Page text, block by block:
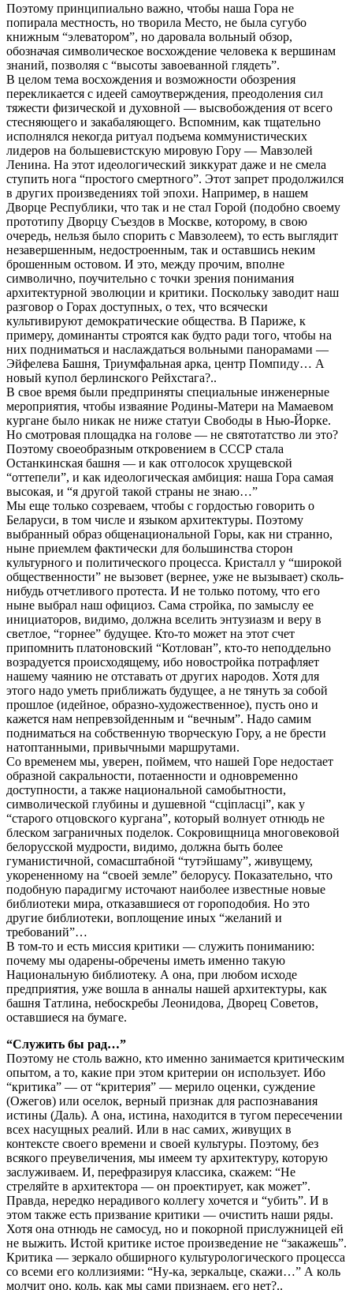
Поэтому принципиально важно, чтобы наша Гора не
попирала местность, но творила Место, не была сугубо
книжным “элеватором”, но даровала вольный обзор,
обозначая символическое восхождение человека к вершинам
знаний, позволяя с “высоты завоеванной глядеть”.
В целом тема восхождения и возможности обозрения
перекликается с идеей самоутверждения, преодоления сил
тяжести физической и духовной — высвобождения от всего
стесняющего и закабаляющего. Вспомним, как тщательно
исполнялся некогда ритуал подъема коммунистических
лидеров на большевистскую мировую Гору — Мавзолей
Ленина. На этот идеологический зиккурат даже и не смела
ступить нога “простого смертного”. Этот запрет продолжился
в других произведениях той эпохи. Например, в нашем
Дворце Республики, что так и не стал Горой (подобно своему
прототипу Дворцу Съездов в Москве, которому, в свою
очередь, нельзя было спорить с Мавзолеем), то есть выглядит
незавершенным, недостроенным, так и оставшись неким
брошенным остовом. И это, между прочим, вполне
символично, поучительно с точки зрения понимания
архитектурной эволюции и критики. Поскольку заводит наш
разговор о Горах доступных, о тех, что всячески
культивируют демократические общества. В Париже, к
примеру, доминанты строятся как будто ради того, чтобы на
них подниматься и наслаждаться вольными панорамами —
Эйфелева Башня, Триумфальная арка, центр Помпиду… А
новый купол берлинского Рейхстага?..
В свое время были предприняты специальные инженерные
мероприятия, чтобы изваяние Родины-Матери на Мамаевом
кургане было никак не ниже статуи Свободы в Нью-Йорке.
Но смотровая площадка на голове — не святотатство ли это?
Поэтому своеобразным откровением в СССР стала
Останкинская башня — и как отголосок хрущевской
“оттепели”, и как идеологическая амбиция: наша Гора самая
высокая, и “я другой такой страны не знаю…”
Мы еще только созреваем, чтобы с гордостью говорить о
Беларуси, в том числе и языком архитектуры. Поэтому
выбранный образ общенациональной Горы, как ни странно,
ныне приемлем фактически для большинства сторон
культурного и политического процесса. Кристалл у “широкой
общественности” не вызовет (вернее, уже не вызывает) сколь-
нибудь отчетливого протеста. И не только потому, что его
ныне выбрал наш официоз. Сама стройка, по замыслу ее
инициаторов, видимо, должна вселить энтузиазм и веру в
светлое, “горнее” будущее. Кто-то может на этот счет
припомнить платоновский “Котлован”, кто-то неподдельно
возрадуется происходящему, ибо новостройка потрафляет
нашему чаянию не отставать от других народов. Хотя для
этого надо уметь приближать будущее, а не тянуть за собой
прошлое (идейное, образно-художественное), пусть оно и
кажется нам непревзойденным и “вечным”. Надо самим
подниматься на собственную творческую Гору, а не брести
натоптанными, привычными маршрутами.
Со временем мы, уверен, поймем, что нашей Горе недостает
образной сакральности, потаенности и одновременно
доступности, а также национальной самобытности,
символической глубины и душевной “сцiпласцi”, как у
“старого отцовского кургана”, который волнует отнюдь не
блеском заграничных поделок. Сокровищница многовековой
белорусской мудрости, видимо, должна быть более
гуманистичной, сомасштабной “тутэйшаму”, живущему,
укорененному на “своей земле” белорусу. Показательно, что
подобную парадигму источают наиболее известные новые
библиотеки мира, отказавшиеся от гороподобия. Но это
другие библиотеки, воплощение иных “желаний и
требований”…
В том-то и есть миссия критики — служить пониманию:
почему мы одарены-обречены иметь именно такую
Национальную библиотеку. А она, при любом исходе
предприятия, уже вошла в анналы нашей архитектуры, как
башня Татлина, небоскребы Леонидова, Дворец Советов,
оставшиеся на бумаге.
“Служить бы рад…”
Поэтому не столь важно, кто именно занимается критическим
опытом, а то, какие при этом критерии он использует. Ибо
“критика” — от “критерия” — мерило оценки, суждение
(Ожегов) или оселок, верный признак для распознавания
истины (Даль). А она, истина, находится в тугом пересечении
всех насущных реалий. Или в нас самих, живущих в
контексте своего времени и своей культуры. Поэтому, без
всякого преувеличения, мы имеем ту архитектуру, которую
заслуживаем. И, перефразируя классика, скажем: “Не
стреляйте в архитектора — он проектирует, как может”.
Правда, нередко нерадивого коллегу хочется и “убить”. И в
этом также есть призвание критики — очистить наши ряды.
Хотя она отнюдь не самосуд, но и покорной прислужницей ей
не выжить. Истой критике истое произведение не “закажешь”.
Критика — зеркало обширного культурологического процесса
со всеми его коллизиями: “Ну-ка, зеркальце, скажи…” А коль
молчит оно, коль, как мы сами признаем, его нет?..